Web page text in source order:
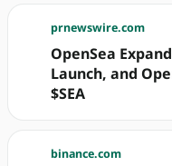
prnewswire.com
OpenSea
Launch, and
$SEA
binance.com